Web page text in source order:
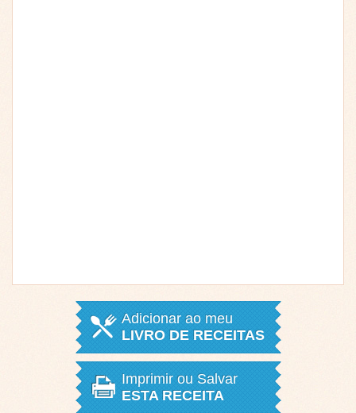
Adicionar ao meu
LIVRO DE RECEITAS
Imprimir ou Salvar
ESTA RECEITA